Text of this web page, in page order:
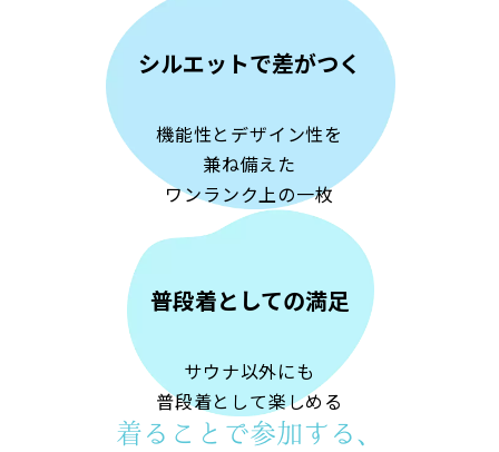
シルエットで差がつく
機能性とデザイン性を
兼ね備えた
ワンランク上の一枚
普段着としての満足
サウナ以外にも
普段着として楽しめる
着ることで参加する、